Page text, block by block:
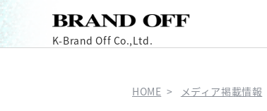
K-Brand Off Co.,Ltd.
HOME メディア掲載情報